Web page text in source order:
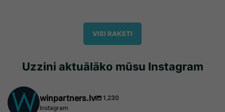
VISI RAKSTI
Uzzini aktuālāko mūsu Instagram
winpartners.lv
1,230
Instagram